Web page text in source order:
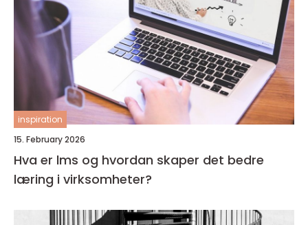
inspiration
15. February 2026
Hva er lms og hvordan skaper det bedre
læring i virksomheter?